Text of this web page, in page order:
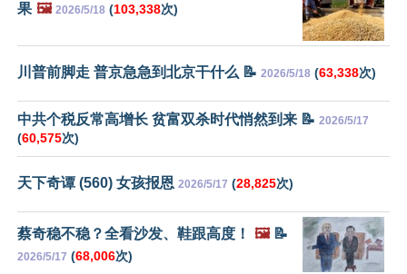
果 🖼️ 2026/5/18 (103,338次)
川普前脚走 普京急急到北京干什么 📝 2026/5/18 (63,338次)
中共个税反常高增长 贫富双杀时代悄然到来 📝 2026/5/17
(60,575次)
天下奇谭 (560) 女孩报恩 2026/5/17 (28,825次)
蔡奇稳不稳？全看沙发、鞋跟高度！ 🖼️📝
2026/5/17 (68,006次)